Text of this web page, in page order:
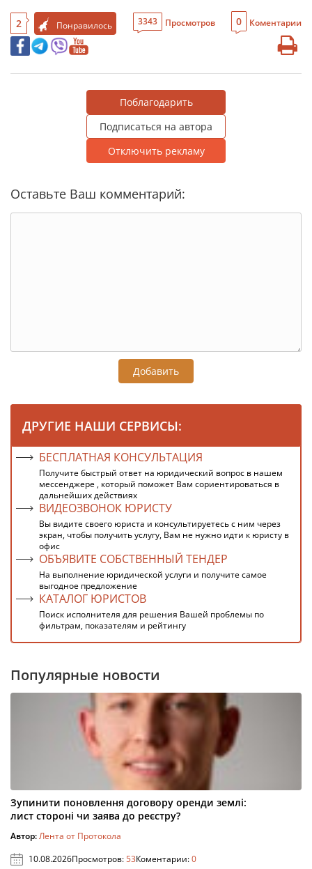
2 Понравилось 3343 Просмотров 0 Коментарии
Поблагодарить
Подписаться на автора
Отключить рекламу
Оставьте Ваш комментарий:
Добавить
ДРУГИЕ НАШИ СЕРВИСЫ:
БЕСПЛАТНАЯ КОНСУЛЬТАЦИЯ
Получите быстрый ответ на юридический вопрос в нашем
мессенджере , который поможет Вам сориентироваться в
дальнейших действиях
ВИДЕОЗВОНОК ЮРИСТУ
Вы видите своего юриста и консультируетесь с ним через
экран, чтобы получить услугу, Вам не нужно идти к юристу в
офис
ОБЪЯВИТЕ СОБСТВЕННЫЙ ТЕНДЕР
На выполнение юридической услуги и получите самое
выгодное предложение
КАТАЛОГ ЮРИСТОВ
Поиск исполнителя для решения Вашей проблемы по
фильтрам, показателям и рейтингу
Популярные новости
Зупинити поновлення договору оренди землі:
лист стороні чи заява до реєстру?
Автор:Лента от Протокола
10.08.2026Просмотров:53Коментарии:0